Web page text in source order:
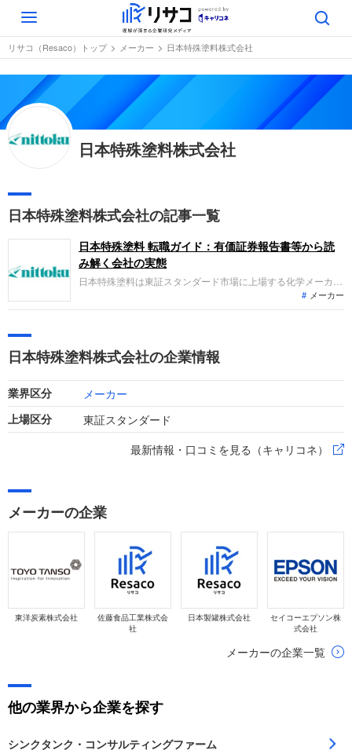
Toggle
navigation
リサコ（Resaco）トップ メーカー 日本特殊塗料株式会社
日本特殊塗料株式会社
日本特殊塗料株式会社の記事一覧
日本特殊塗料 転職ガイド：有価証券報告書等から読
み解く会社の実態
日本特殊塗料は東証スタンダード市場に上場する化学メーカー
です。主に建築等向けの塗料関連事業と、防音材等の自動車製
品関連事業を展開しています。直近の連結業績は、塗料関連事
成しました。
メーカー
日本特殊塗料株式会社の企業情報
業界区分 メーカー
上場区分
東証スタンダード
最新情報・口コミを見る（キャリコネ）
メーカーの企業
東洋炭素株式会社
佐藤食品工業株式会
社
日本製罐株式会社
セイコーエプソン株
式会社
メーカーの企業一覧
他の業界から企業を探す
シンクタンク・コンサルティングファーム